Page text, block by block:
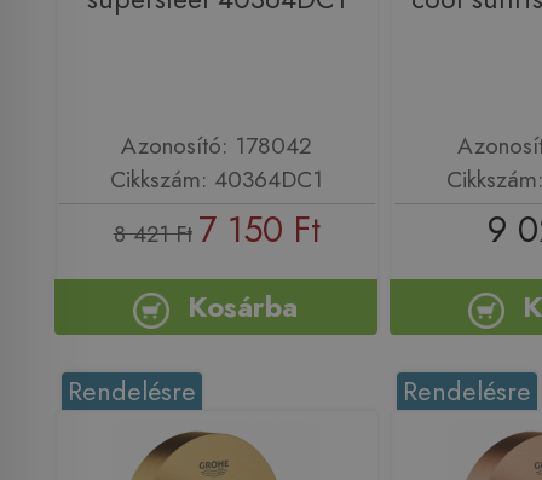
Azonosító: 178042
Cikkszám: 40364DC1
8 421 Ft 7 150 Ft
Kosárba
9
Rendelésre Rendelésre